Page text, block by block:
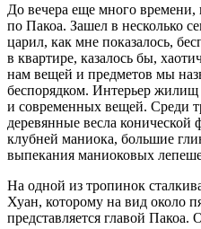
До вечера еще много времени,
по Пакоа. Зашел в несколько
царил, как мне показалось,
в квартире, казалось бы,
нам вещей и предметов мы
беспорядком. Интерьер
и современных вещей. Среди
деревянные весла конической
клубней маниока, большие
выпекания маниоковых
На одной из тропинок
Хуан, которому на вид около
представляется главой Пакоа.